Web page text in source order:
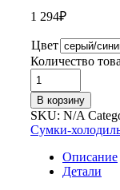
1 294₽
Цвет
Количество
В корзину
SKU: N/A
Сумки-
Описание
Детали